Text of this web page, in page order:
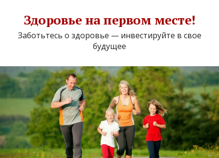
Здоровье на первом месте!
Заботьтесь о здоровье — инвестируйте в свое
будущее